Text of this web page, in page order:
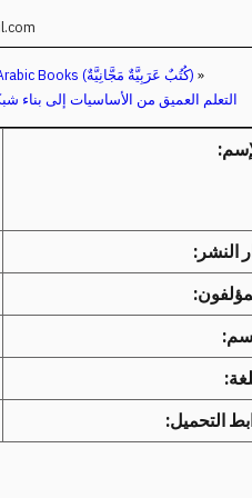
Free Arabic Books (كُتُبٌ عَرَبِيَّةٌ مَجَّانِيَّةٌ) »
التعلم العميق من الأساسيات إلى بناء
النشر:
التحميل: